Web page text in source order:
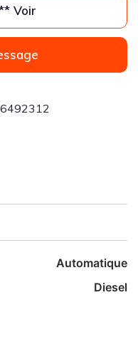
014 *** *** Voir
Automatique
Diesel